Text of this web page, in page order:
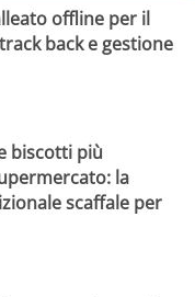
offline per il
back e gestione
biscotti più
la
scaffale per